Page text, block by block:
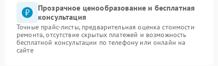
Прозрачное ценообразование и бесплатная
консультация
Точные прайс-листы, предварительная оценка стоимости
ремонта, отсутствие скрытых платежей и возможность
бесплатной консультации по телефону или онлайн на
сайте